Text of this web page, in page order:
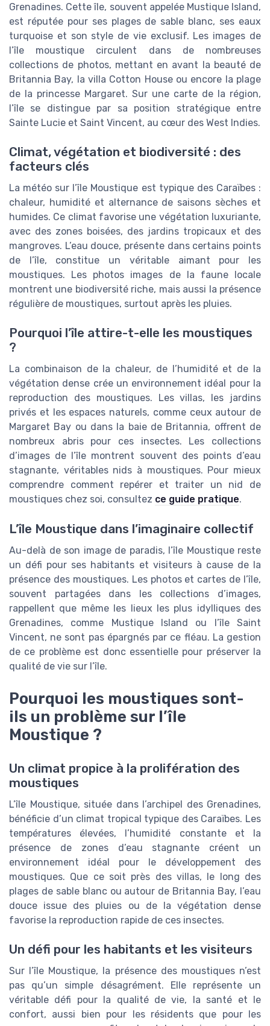
Grenadines. Cette île, souvent appelée Mustique Island,
est réputée pour ses plages de sable blanc, ses eaux
turquoise et son style de vie exclusif. Les images de
l’île moustique circulent dans de nombreuses
collections de photos, mettant en avant la beauté de
Britannia Bay, la villa Cotton House ou encore la plage
de la princesse Margaret. Sur une carte de la région,
l’île se distingue par sa position stratégique entre
Sainte Lucie et Saint Vincent, au cœur des West Indies.
Climat, végétation et biodiversité : des
facteurs clés
La météo sur l’île Moustique est typique des Caraïbes :
chaleur, humidité et alternance de saisons sèches et
humides. Ce climat favorise une végétation luxuriante,
avec des zones boisées, des jardins tropicaux et des
mangroves. L’eau douce, présente dans certains points
de l’île, constitue un véritable aimant pour les
moustiques. Les photos images de la faune locale
montrent une biodiversité riche, mais aussi la présence
régulière de moustiques, surtout après les pluies.
Pourquoi l’île attire-t-elle les moustiques
?
La combinaison de la chaleur, de l’humidité et de la
végétation dense crée un environnement idéal pour la
reproduction des moustiques. Les villas, les jardins
privés et les espaces naturels, comme ceux autour de
Margaret Bay ou dans la baie de Britannia, offrent de
nombreux abris pour ces insectes. Les collections
d’images de l’île montrent souvent des points d’eau
stagnante, véritables nids à moustiques. Pour mieux
comprendre comment repérer et traiter un nid de
moustiques chez soi, consultez ce guide pratique.
L’île Moustique dans l’imaginaire collectif
Au-delà de son image de paradis, l’île Moustique reste
un défi pour ses habitants et visiteurs à cause de la
présence des moustiques. Les photos et cartes de l’île,
souvent partagées dans les collections d’images,
rappellent que même les lieux les plus idylliques des
Grenadines, comme Mustique Island ou l’île Saint
Vincent, ne sont pas épargnés par ce fléau. La gestion
de ce problème est donc essentielle pour préserver la
qualité de vie sur l’île.
Pourquoi les moustiques sont-
ils un problème sur l’île
Moustique ?
Un climat propice à la prolifération des
moustiques
L’île Moustique, située dans l’archipel des Grenadines,
bénéficie d’un climat tropical typique des Caraïbes. Les
températures élevées, l’humidité constante et la
présence de zones d’eau stagnante créent un
environnement idéal pour le développement des
moustiques. Que ce soit près des villas, le long des
plages de sable blanc ou autour de Britannia Bay, l’eau
douce issue des pluies ou de la végétation dense
favorise la reproduction rapide de ces insectes.
Un défi pour les habitants et les visiteurs
Sur l’île Moustique, la présence des moustiques n’est
pas qu’un simple désagrément. Elle représente un
véritable défi pour la qualité de vie, la santé et le
confort, aussi bien pour les résidents que pour les